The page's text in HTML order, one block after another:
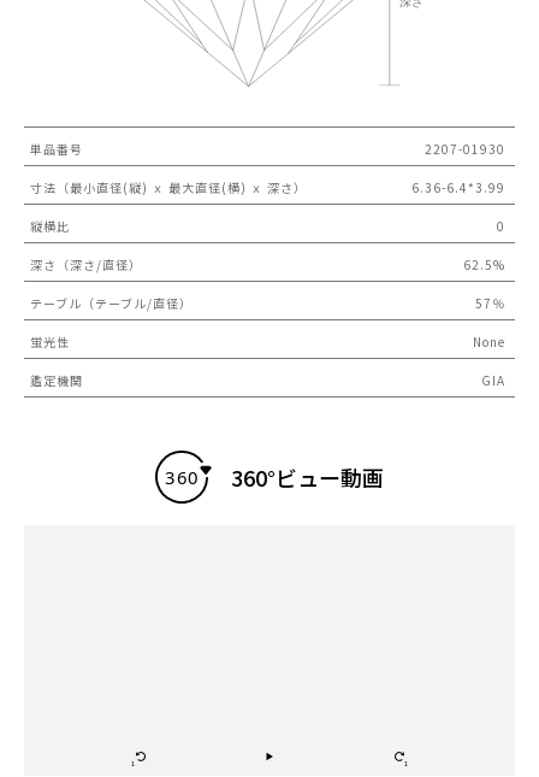
単品番号 2207-01930
寸法（最小直径(縦) ｘ 最大直径(横) ｘ 深さ） 6.36-6.4*3.99
縦横比 0
深さ（深さ/直径） 62.5%
テーブル（テーブル/直径） 57％
蛍光性 None
鑑定機関 GIA
360°ビュー動画